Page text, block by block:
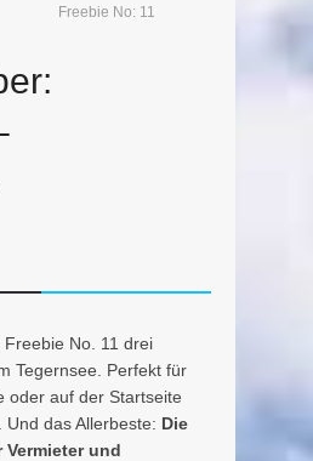
Freebie No: 11
No. 11 drei
Tegernsee. Perfekt für
oder auf der Startseite
das Allerbeste: Die
und